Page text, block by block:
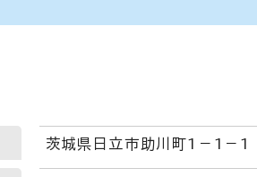
茨城県日立市助川町1－1－